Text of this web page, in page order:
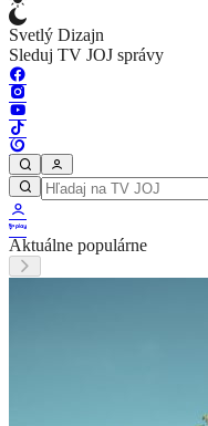
Svetlý Dizajn
Sleduj TV JOJ správy
Aktuálne populárne